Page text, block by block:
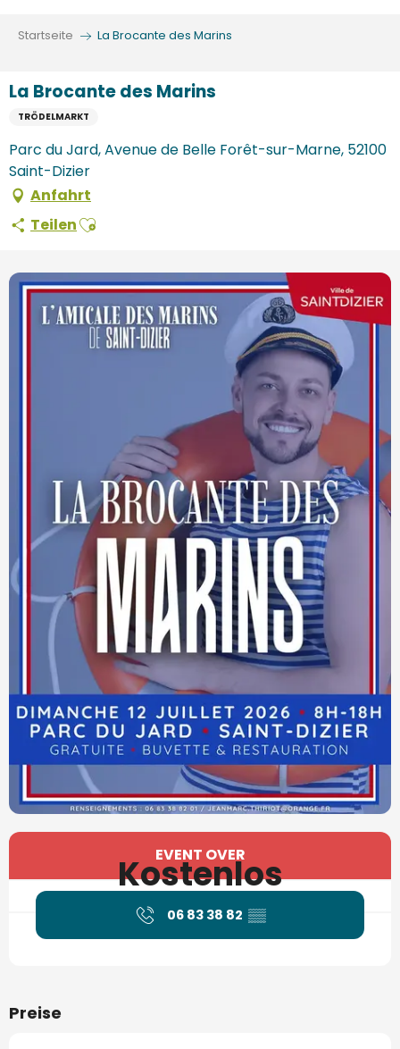
Startseite La Brocante des Marins
La Brocante des Marins
TRÖDELMARKT
Parc du Jard, Avenue de Belle Forêt-sur-Marne, 52100
Saint-Dizier
Anfahrt
TeilenAjouter aux favoris
Öffnungszeiten & Kontaktdaten
EVENT OVER
Kostenlos
06 83 38 82 ▒▒
Preise